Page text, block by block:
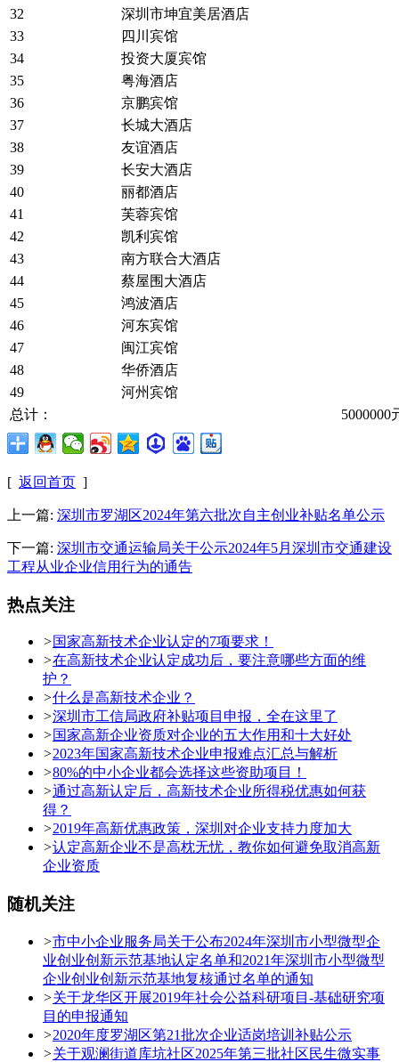
32
深圳市坤宜美居酒店
33
四川宾馆
34
投资大厦宾馆
35
粤海酒店
36
京鹏宾馆
37
长城大酒店
38
友谊酒店
39
长安大酒店
40
丽都酒店
41
芙蓉宾馆
42
凯利宾馆
43
南方联合大酒店
44
蔡屋围大酒店
45
鸿波酒店
46
河东宾馆
47
闽江宾馆
48
华侨酒店
49
河州宾馆
总计： 5000000
[ 返回首页 ]
上一篇: 深圳市罗湖区2024年第六批次自主创业补贴名单公示
下一篇: 深圳市交通运输局关于公示2024年5月深圳市交通建设
工程从业企业信用行为的通告
热点关注
>国家高新技术企业认定的7项要求！
>在高新技术企业认定成功后，要注意哪些方面的维
护？
>什么是高新技术企业？
>深圳市工信局政府补贴项目申报，全在这里了
>国家高新企业资质对企业的五大作用和十大好处
>2023年国家高新技术企业申报难点汇总与解析
>80%的中小企业都会选择这些资助项目！
>通过高新认定后，高新技术企业所得税优惠如何获
得？
>2019年高新优惠政策，深圳对企业支持力度加大
>认定高新企业不是高枕无忧，教你如何避免取消高新
企业资质
随机关注
>市中小企业服务局关于公布2024年深圳市小型微型企
业创业创新示范基地认定名单和2021年深圳市小型微型
企业创业创新示范基地复核通过名单的通知
>关于龙华区开展2019年社会公益科研项目-基础研究项
目的申报通知
>2020年度罗湖区第21批次企业适岗培训补贴公示
>关于观澜街道库坑社区2025年第三批社区民生微实事